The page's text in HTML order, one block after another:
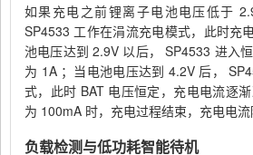
如果充电之前锂离子电池电压低于
SP4533 工作在涓流充电模式，此时充
池电压达到2.9V 以后，SP4533 进入
为 1A ；当电池电压达到4.2V 后，
式，此时 BAT 电压恒定，充电电流逐
为 100mA 时，充电过程结束，充电电流
负载检测与低功耗智能待机